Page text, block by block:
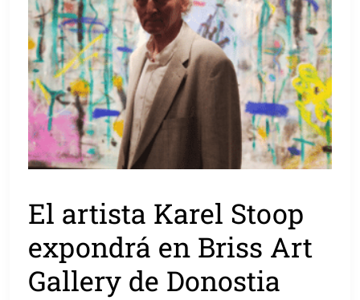
El artista Karel Stoop
expondrá en Briss Art
Gallery de Donostia